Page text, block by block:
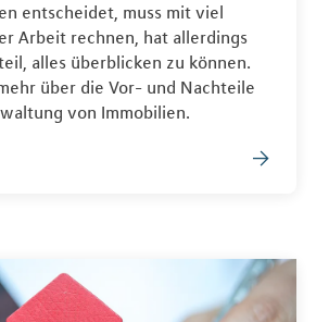
entscheidet, muss mit viel
Arbeit rechnen, hat allerdings
alles überblicken zu können.
über die Vor- und Nachteile
von Immobilien.